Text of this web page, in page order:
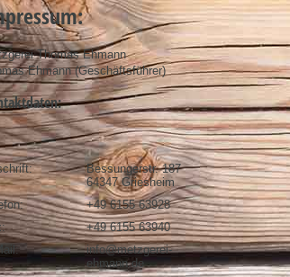
Thomas Ehmann
Ehmann (Geschäftsführer)
Bessungerstr. 187
64347 Griesheim
+49 6155 63928
+49 6155 63940
info@metzgerei-
ehmann.de